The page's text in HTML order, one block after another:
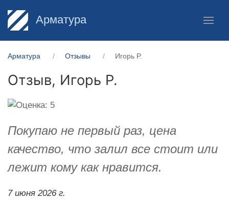
Арматура
Арматура Отзывы Игорь Р.
Отзыв, Игорь Р.
Покупаю не первый раз, цена
качество, что залил все стоит или
лежит кому как нравится.
7 июня 2026 г.